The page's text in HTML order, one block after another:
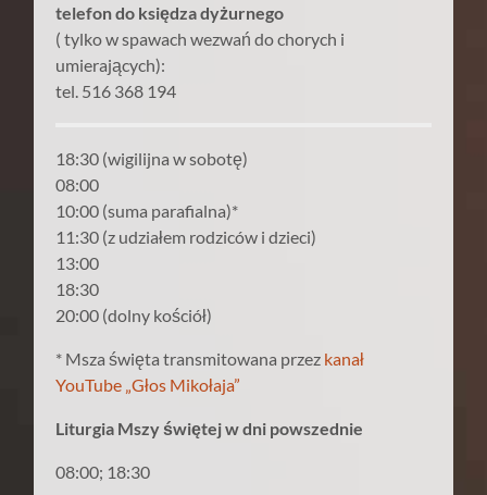
telefon do księdza dyżurnego
( tylko w spawach wezwań do chorych i
umierających):
tel. 516 368 194
18:30 (wigilijna w sobotę)
08:00
10:00 (suma parafialna)*
11:30 (z udziałem rodziców i dzieci)
13:00
18:30
20:00 (dolny kościół)
* Msza święta transmitowana przez kanał
YouTube „Głos Mikołaja”
Liturgia Mszy świętej w dni powszednie
08:00; 18:30